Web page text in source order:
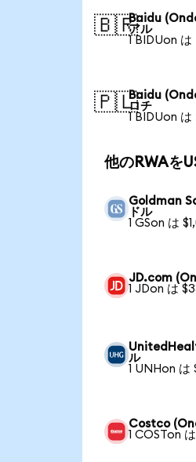
🇧🇷Baidu
アル
1 BIDUon
🇵🇱Baidu
ロチ
1 BIDUon
他のRWAを
Goldman
ドル
1 GSon は
JD.com
1 JDon は
ル
1 UNHon は
Costco
1 COSTon